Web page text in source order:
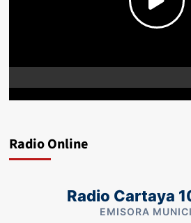
Radio Online
Radio Cartaya
EMISORA